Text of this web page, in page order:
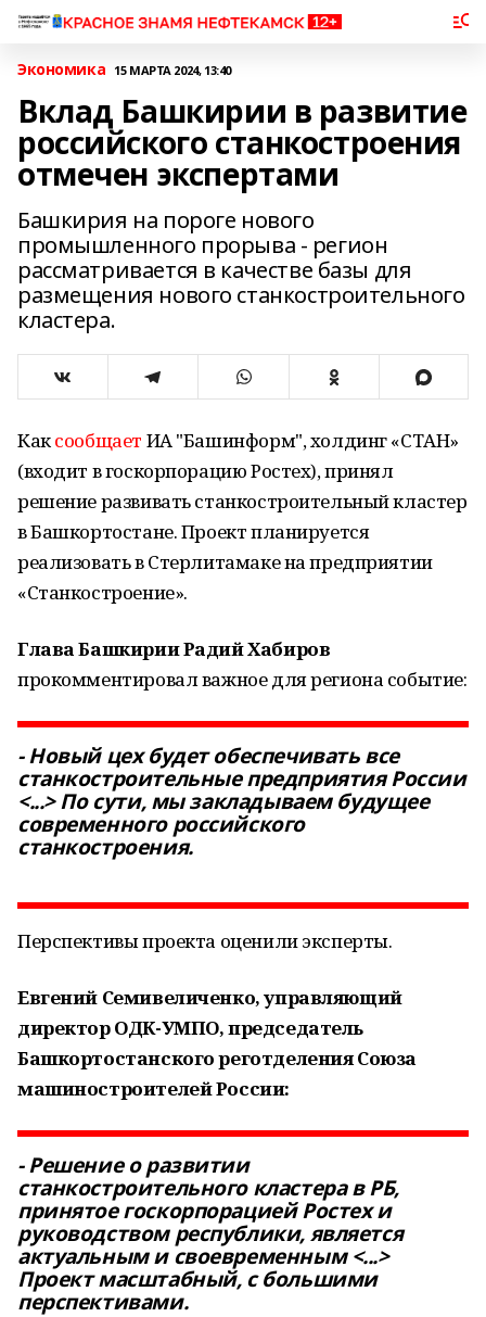
Экономика 15 МАРТА 2024, 13:40
Вклад Башкирии в развитие
российского станкостроения
отмечен экспертами
Башкирия на пороге нового
промышленного прорыва - регион
рассматривается в качестве базы для
размещения нового станкостроительного
кластера.
Каксообщает ИА "Башинформ", холдинг «СТАН»
(входит в госкорпорацию Ростех), принял
решение развивать станкостроительный кластер
в Башкортостане. Проект планируется
реализовать в Стерлитамаке на предприятии
«Станкостроение».
Глава Башкирии Радий Хабиров
прокомментировал важное для региона событие:
- Новый цех будет обеспечивать все
станкостроительные предприятия России
<...> По сути, мы закладываем будущее
современного российского
станкостроения.
Перспективы проекта оценили эксперты.
Евгений Семивеличенко, управляющий
директор ОДК-УМПО, председатель
Башкортостанского реготделения Союза
машиностроителей России:
- Решение о развитии
станкостроительного кластера в РБ,
принятое госкорпорацией Ростех и
руководством республики, является
актуальным и своевременным <...>
Проект масштабный, с большими
перспективами.